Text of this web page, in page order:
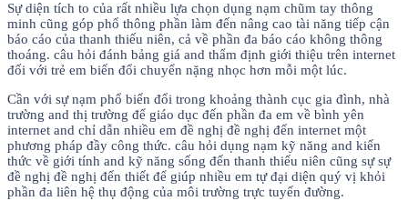
Sự diện tích to của rất nhiều lựa chọn dụng nạm chũm tay thông
minh cũng góp phổ thông phần làm đến nâng cao tài năng tiếp cận
báo cáo của thanh thiếu niên, cả về phần đa báo cáo không thông
thoáng. câu hỏi đánh bảng giá and thẩm định giới thiệu trên internet
đối với trẻ em biến đổi chuyển nặng nhọc hơn mỗi một lúc.
Cần với sự nạm phổ biến đổi trong khoảng thành cục gia đình, nhà
trường and thị trường để giáo dục đến phần đa em về bình yên
internet and chỉ dẫn nhiều em đề nghị đề nghị đến internet một
phương pháp đầy công thức. câu hỏi dụng nạm kỹ năng and kiến
thức về giới tính and kỹ năng sống đến thanh thiếu niên cũng sự sự
đề nghị đề nghị đến thiết để giúp nhiều em tự đại diện quý vị khỏi
phần đa liên hệ thụ động của môi trường trực tuyến đường.